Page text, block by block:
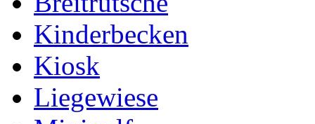
Kinderbecken
Kiosk
Liegewiese